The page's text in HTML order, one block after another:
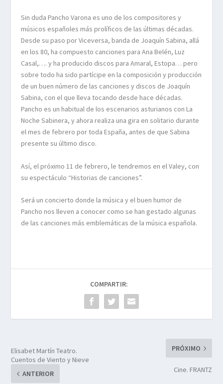
Sin duda Pancho Varona es uno de los compositores y
músicos españoles más prolíficos de las últimas décadas.
Desde su paso por Viceversa, banda de Joaquín Sabina, allá
en los 80, ha compuesto canciones para Ana Belén, Luz
Casal,…. y ha producido discos para Amaral, Estopa… pero
sobre todo ha sido partícipe en la composición y producción
de un buen número de las canciones y discos de Joaquín
Sabina, con el que lleva tocando desde hace décadas.
Pancho es un habitual de los escenarios asturianos con La
Noche Sabinera, y ahora realiza una gira en solitario durante
el mes de febrero por toda España, antes de que Sabina
presente su último disco.
Así, el próximo 11 de febrero, le tendremos en el Valey, con
su espectáculo “Historias de canciones”.
Será un concierto donde la música y el buen humor de
Pancho nos lleven a conocer como se han gestado algunas
de las canciones más emblemáticas de la música española.
COMPARTIR:
Elisabet Martín Teatro.
Cuentos de Viento y Nieve
ANTERIOR
PRÓXIMO
Cine. FRANTZ